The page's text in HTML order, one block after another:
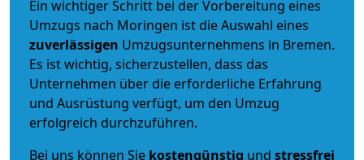
Ein wichtiger Schritt bei der Vorbereitung eines
Umzugs nach Moringen ist die Auswahl eines
zuverlässigen Umzugsunternehmens in Bremen.
Es ist wichtig, sicherzustellen, dass das
Unternehmen über die erforderliche Erfahrung
und Ausrüstung verfügt, um den Umzug
erfolgreich durchzuführen.
Bei uns können Sie kostengünstig und stressfrei